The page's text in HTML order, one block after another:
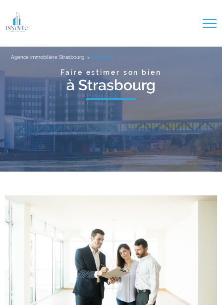
Agence immobilière Strasbourg Estimation
Faire estimer son bien
à Strasbourg